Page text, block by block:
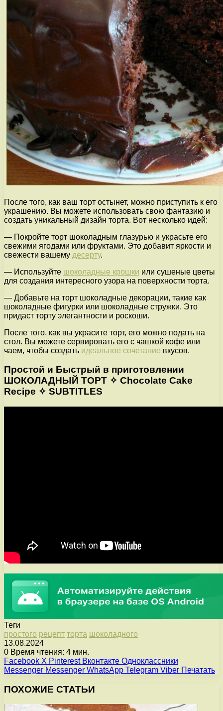
После того, как ваш торт остынет, можно приступить к его
украшению. Вы можете использовать свою фантазию и
создать уникальный дизайн торта. Вот несколько идей:
— Покройте торт шоколадным глазурью и украсьте его
свежими ягодами или фруктами. Это добавит яркости и
свежести вашему десерту.
— Используйте шоколадные крошки или сушеные цветы
для создания интересного узора на поверхности торта.
— Добавьте на торт шоколадные декорации, такие как
шоколадные фигурки или шоколадные стружки. Это
придаст торту элегантности и роскоши.
После того, как вы украсите торт, его можно подать на
стол. Вы можете сервировать его с чашкой кофе или
чаем, чтобы создать идеальное сочетание вкусов.
Простой и Быстрый в приготовлении
ШОКОЛАДНЫЙ ТОРТ ✧ Chocolate Cake
Recipe ✧ SUBTITLES
Теги
простого рецепт торта шоколадного
13.08.2024
0 Время чтения: 4 мин.
Facebook X Pinterest Вконтакте Одноклассники
Messenger Messenger WhatsApp Telegram Viber Печатать
ПОХОЖИЕ СТАТЬИ